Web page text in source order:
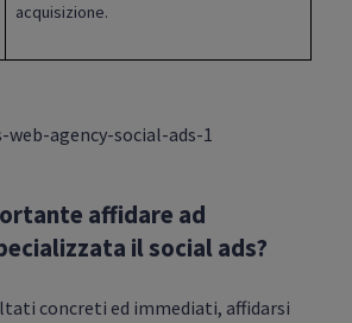
acquisizione.
affidare ad
il social ads?
concreti ed immediati, affidarsi